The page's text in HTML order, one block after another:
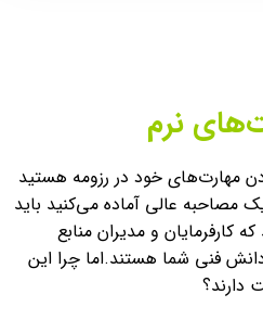
نرم
مهارت‌های خود در رزومه هستید
مصاحبه عالی آماده می‌کنید باید
کارفرمایان و مدیران منابع
دانش فنی شما هستند.اما چرا این
دارند؟